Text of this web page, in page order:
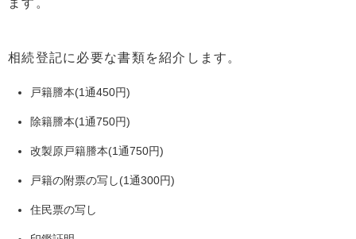
相続登記に必要な書類を紹介します。
戸籍謄本(1通450円)
除籍謄本(1通750円)
改製原戸籍謄本(1通750円)
戸籍の附票の写し(1通300円)
住民票の写し